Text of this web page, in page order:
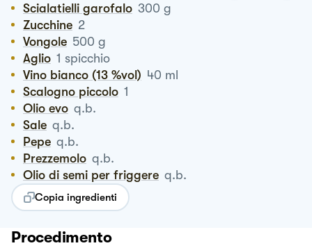
Scialatielli garofalo 300 g
Zucchine 2
Vongole 500 g
Aglio 1 spicchio
Vino bianco (13 %vol) 40 ml
Scalogno piccolo 1
Olio evo q.b.
Sale q.b.
Pepe q.b.
Prezzemolo q.b.
Olio di semi per friggere q.b.
Copia ingredienti
Procedimento